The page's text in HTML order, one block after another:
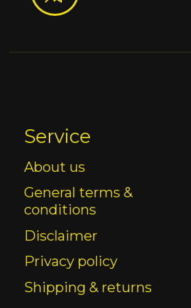
Service
About us
General terms &
conditions
Disclaimer
Privacy policy
Shipping & returns